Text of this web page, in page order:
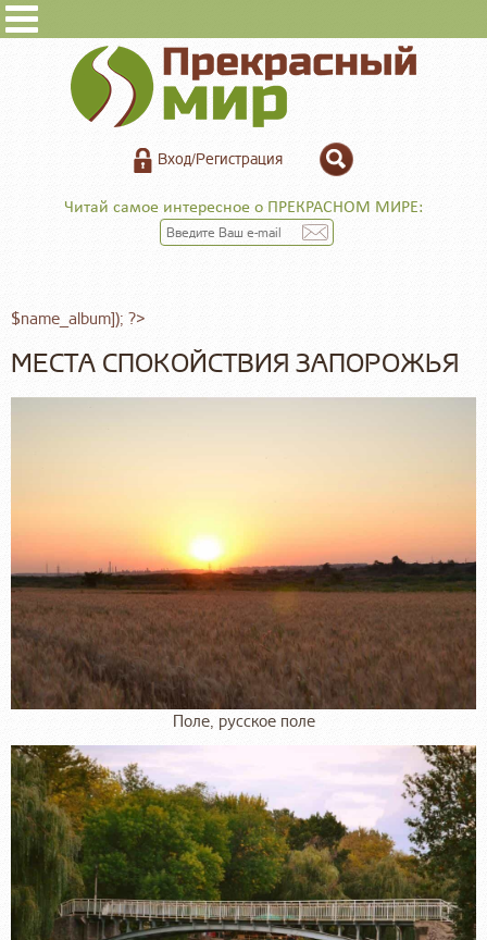
Вход/Регистрация
Читай самое интересное о ПРЕКРАСНОМ МИРЕ:
$name_album]); ?>
МЕСТА СПОКОЙСТВИЯ ЗАПОРОЖЬЯ
Поле, русское поле